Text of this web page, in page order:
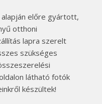
előre gyártott,
otthoni
lapra szerelt
szükséges
látható fotók
készültek!